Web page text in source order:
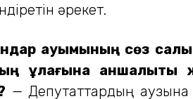
әрекет.
қауымының сөз
құлағына
— Депутаттардың